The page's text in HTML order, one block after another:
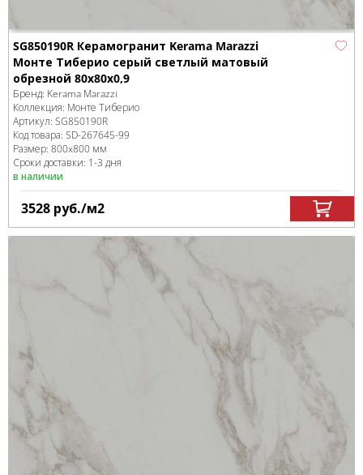
SG850190R Керамогранит Kerama Marazzi
Монте Тиберио серый светлый матовый
обрезной 80x80x0,9
Бренд: Kerama Marazzi
Коллекция: Монте Тиберио
Артикул: SG850190R
Код товара: SD-267645-99
Размер: 800x800 мм
Сроки доставки: 1-3 дня
в наличии
3528 руб./м2